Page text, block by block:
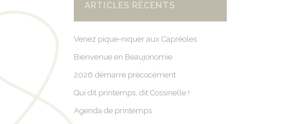
ARTICLES RÉCENTS
Venez pique-niquer aux Capréoles
Bienvenue en Beaujonomie
2026 démarre précocément
Qui dit printemps, dit Cossinelle !
Agenda de printemps